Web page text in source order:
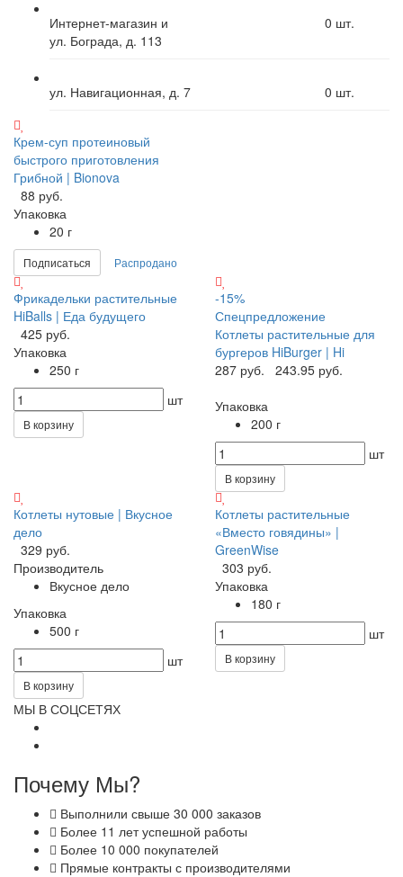
Интернет-магазин и
ул. Бограда, д. 113
0 шт.
ул. Навигационная, д. 7 0 шт.
Крем-суп протеиновый
быстрого приготовления
Грибной | Bionova
88 руб.
Упаковка
20 г
Подписаться Распродано
Фрикадельки растительные
HiBalls | Еда будущего
425 руб.
Упаковка
250 г
шт
В корзину
-15%
Спецпредложение
Котлеты растительные для
бургеров HiBurger | Hi
287 руб.
243.95 руб.
Упаковка
200 г
шт
В корзину
Котлеты нутовые | Вкусное
дело
329 руб.
Производитель
Вкусное дело
Упаковка
500 г
шт
В корзину
Котлеты растительные
«Вместо говядины» |
GreenWise
303 руб.
Упаковка
180 г
шт
В корзину
МЫ В СОЦСЕТЯХ
Почему Мы?
Выполнили свыше 30 000 заказов
Более 11 лет успешной работы
Более 10 000 покупателей
Прямые контракты с производителями